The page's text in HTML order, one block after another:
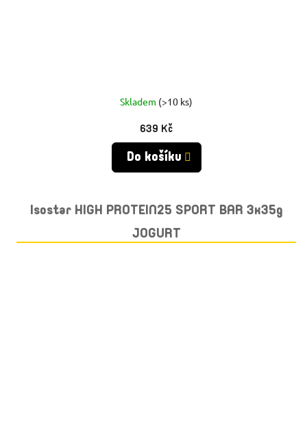
Skladem (>10 ks)
639 Kč
Do košíku
Isostar HIGH PROTEIN25 SPORT BAR 3x35g
JOGURT